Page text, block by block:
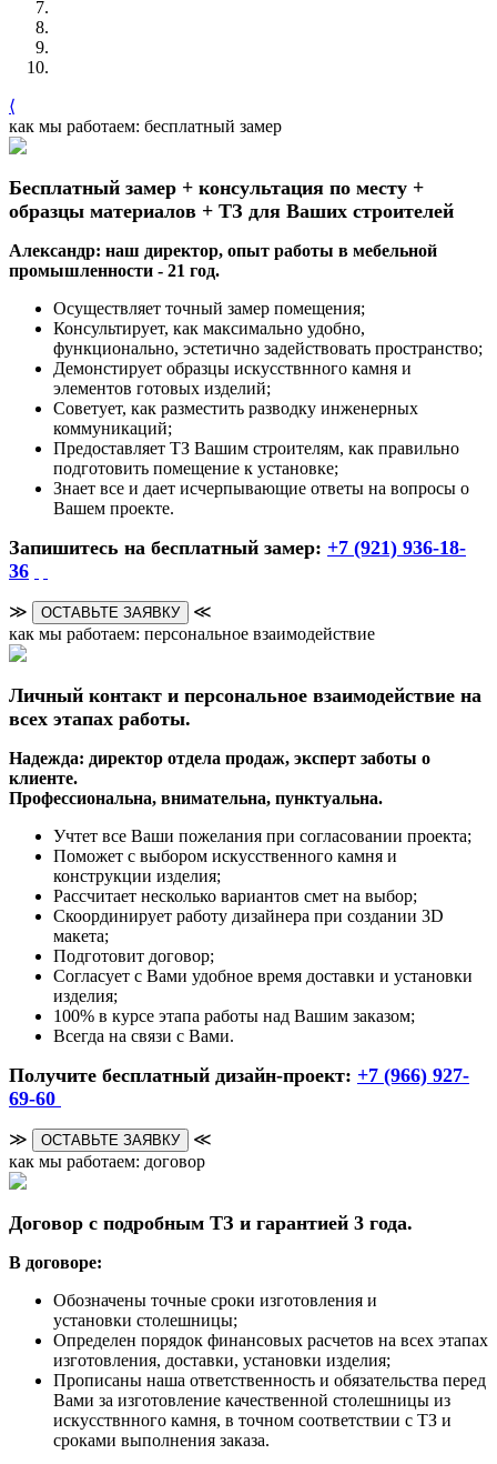
⟨
как мы работаем: бесплатный замер
Бесплатный замер + консультация по месту +
образцы материалов + ТЗ для Ваших строителей
Александр: наш директор, опыт работы в мебельной
промышленности - 21 год.
Осуществляет точный замер помещения;
Консультирует, как максимально удобно,
функционально, эстетично задействовать пространство;
Демонстирует образцы искусствнного камня и
элементов готовых изделий;
Советует, как разместить разводку инженерных
коммуникаций;
Предоставляет ТЗ Вашим строителям, как правильно
подготовить помещение к установке;
Знает все и дает исчерпывающие ответы на вопросы о
Вашем проекте.
Запишитесь на бесплатный замер: +7 (921) 936-18-
36
≫ ОСТАВЬТЕ ЗАЯВКУ
≪
как мы работаем: персональное взаимодействие
Личный контакт и персональное взаимодействие на
всех этапах работы.
Надежда: директор отдела продаж, эксперт заботы о
клиенте.
Профессиональна, внимательна, пунктуальна.
Учтет все Ваши пожелания при согласовании проекта;
Поможет с выбором искусственного камня и
конструкции изделия;
Рассчитает несколько вариантов смет на выбор;
Скоординирует работу дизайнера при создании 3D
макета;
Подготовит договор;
Согласует с Вами удобное время доставки и установки
изделия;
100% в курсе этапа работы над Вашим заказом;
Всегда на связи с Вами.
Получите бесплатный дизайн-проект: +7 (966) 927-
69-60
≫ ОСТАВЬТЕ ЗАЯВКУ
≪
как мы работаем: договор
Договор с подробным ТЗ и гарантией 3 года.
В договоре:
Обозначены точные сроки изготовления и
установки столешницы;
Определен порядок финансовых расчетов на всех этапах
изготовления, доставки, установки изделия;
Прописаны наша ответственность и обязательства перед
Вами за изготовление качественной столешницы из
искусствнного камня, в точном соответствии с ТЗ и
сроками выполнения заказа.